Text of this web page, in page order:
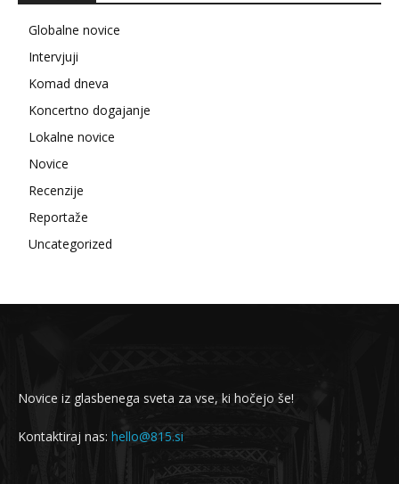
Globalne novice
Intervjuji
Komad dneva
Koncertno dogajanje
Lokalne novice
Novice
Recenzije
Reportaže
Uncategorized
Novice iz glasbenega sveta za vse, ki hočejo še!
Kontaktiraj nas: hello@815.si